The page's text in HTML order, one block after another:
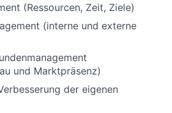
(Ressourcen, Zeit, Ziele)
(interne und externe
und Marktpräsenz)
der eigenen